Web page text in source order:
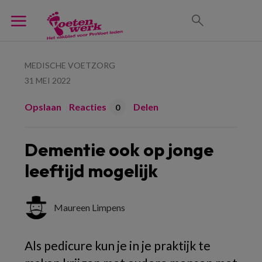
MEDISCHE VOETZORG
31 MEI 2022
Opslaan Reacties 0 Delen
Dementie ook op jonge
leeftijd mogelijk
Maureen Limpens
Als pedicure kun je in je praktijk te